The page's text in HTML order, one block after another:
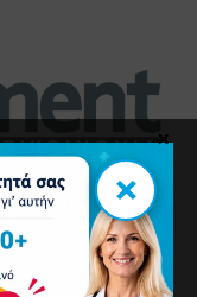
×
×